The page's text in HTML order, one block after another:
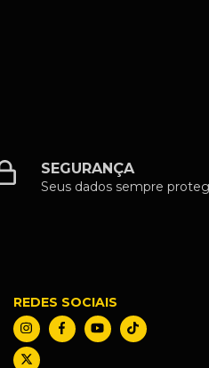
SEGURANÇA
Seus dados sempre
REDES SOCIAIS